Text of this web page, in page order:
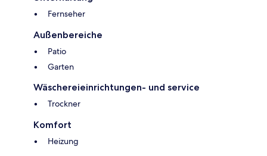
Fernseher
Außenbereiche
Patio
Garten
Wäschereieinrichtungen- und service
Trockner
Komfort
Heizung